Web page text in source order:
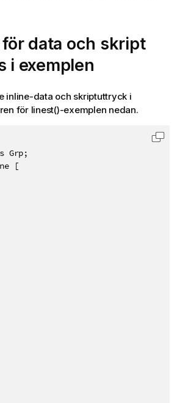
data och skript
i exemplen
inline-data och skriptuttryck i
för linest()-exemplen nedan.
Grp;
[